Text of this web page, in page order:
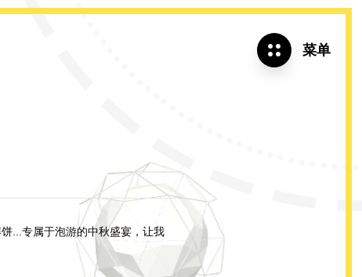
 菜单
...专属于泡游的中秋盛宴，让我